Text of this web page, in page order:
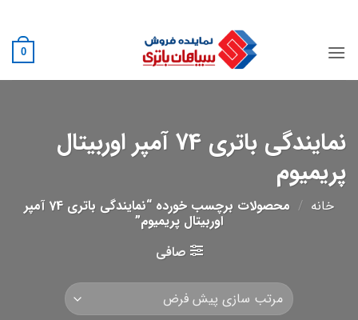
content
0
نمایندگی باتری 74 آمپر اوربیتال
پریمیوم
خانه / محصولات برچسب خورده “نمایندگی باتری 74 آمپر
اوربیتال پریمیوم”
صافی